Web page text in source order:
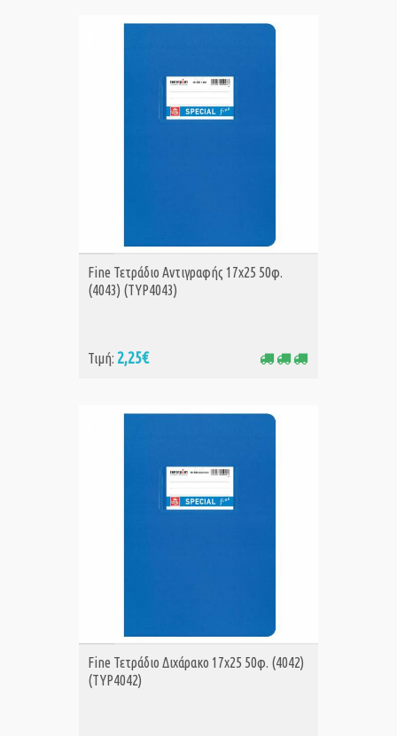
ΑΓΟΡΑ
Fine Τετράδιο Αντιγραφής 17x25 50φ.
(4043) (TYP4043)
Τιμή: 2,25€
ΑΓΟΡΑ
Fine Τετράδιο Διχάρακο 17x25 50φ. (4042)
(TYP4042)